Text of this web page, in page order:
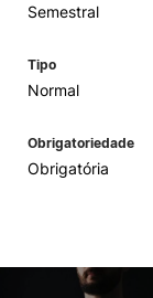
Semestral
Tipo
Normal
Obrigatoriedade
Obrigatória